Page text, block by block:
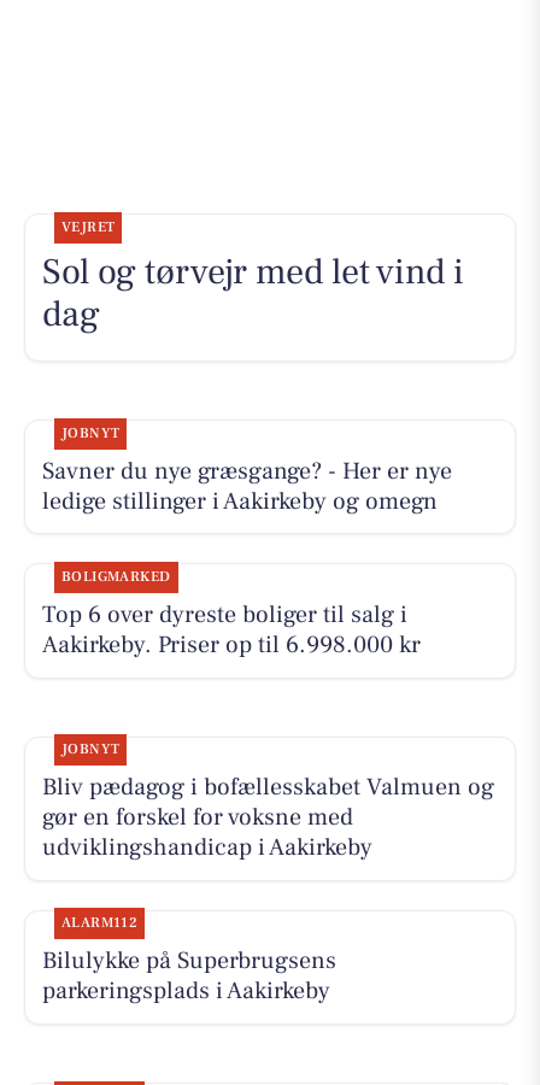
VEJRET
Sol og tørvejr med let vind i
dag
JOBNYT
Savner du nye græsgange? - Her er nye
ledige stillinger i Aakirkeby og omegn
BOLIGMARKED
Top 6 over dyreste boliger til salg i
Aakirkeby. Priser op til 6.998.000 kr
JOBNYT
Bliv pædagog i bofællesskabet Valmuen og
gør en forskel for voksne med
udviklingshandicap i Aakirkeby
ALARM112
Bilulykke på Superbrugsens
parkeringsplads i Aakirkeby